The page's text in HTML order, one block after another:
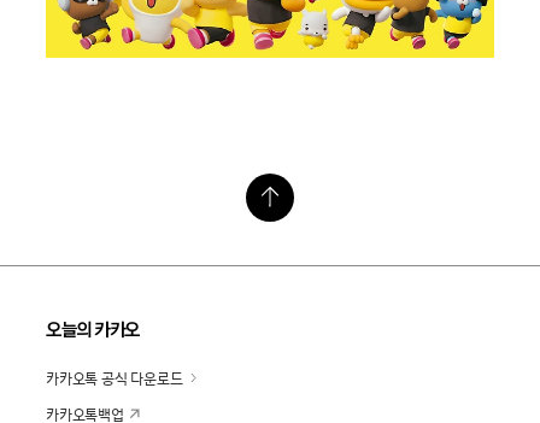
오늘의 카카오
카카오톡 공식 다운로드
카카오톡백업